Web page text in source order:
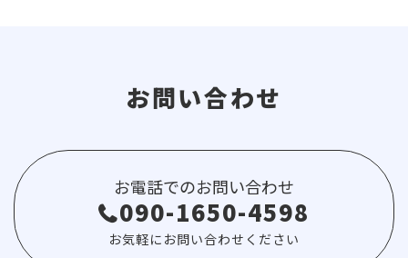
お問い合わせ
お電話でのお問い合わせ
090-1650-4598
お気軽にお問い合わせください